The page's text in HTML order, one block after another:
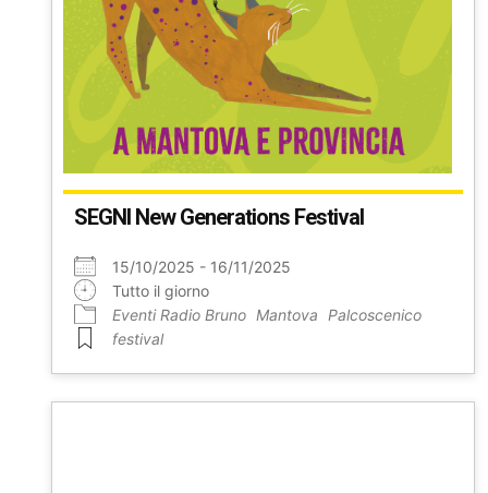
SEGNI New Generations Festival
15/10/2025 - 16/11/2025
Tutto il giorno
Eventi Radio Bruno Mantova
Palcoscenico
festival